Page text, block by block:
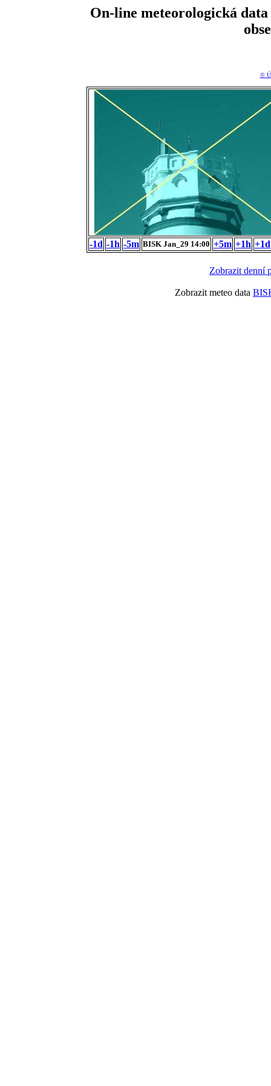
On-line meteorologická
©
-1d -1h -5m BISK Jan_29 14:00 +5m +1h +1d
Zobrazit denní
Zobrazit meteo data